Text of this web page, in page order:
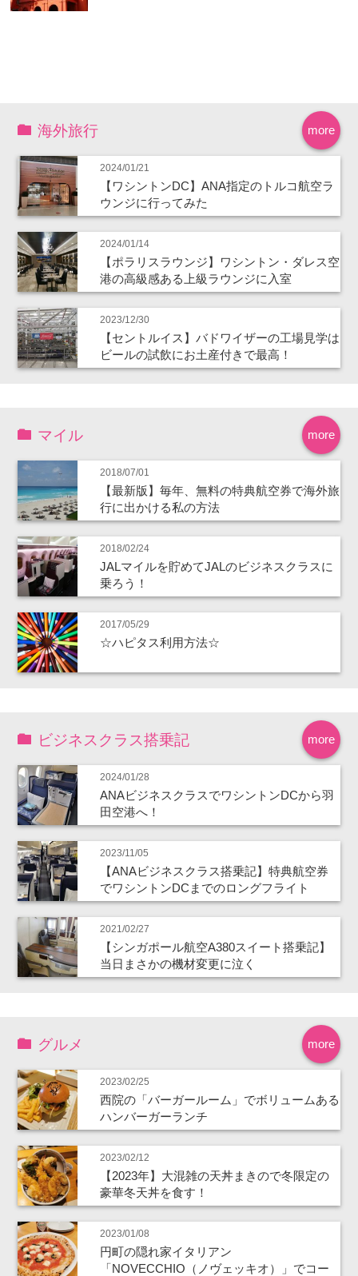
more
海外旅行
2024/01/21
【ワシントンDC】ANA指定のトルコ航空ラ
ウンジに行ってみた
2024/01/14
【ポラリスラウンジ】ワシントン・ダレス空
港の高級感ある上級ラウンジに入室
2023/12/30
【セントルイス】バドワイザーの工場見学は
ビールの試飲にお土産付きで最高！
more
マイル
2018/07/01
【最新版】毎年、無料の特典航空券で海外旅
行に出かける私の方法
2018/02/24
JALマイルを貯めてJALのビジネスクラスに
乗ろう！
2017/05/29
☆ハピタス利用方法☆
more
ビジネスクラス搭乗記
2024/01/28
ANAビジネスクラスでワシントンDCから羽
田空港へ！
2023/11/05
【ANAビジネスクラス搭乗記】特典航空券
でワシントンDCまでのロングフライト
2021/02/27
【シンガポール航空A380スイート搭乗記】
当日まさかの機材変更に泣く
more
グルメ
2023/02/25
西院の「バーガールーム」でボリュームある
ハンバーガーランチ
2023/02/12
【2023年】大混雑の天丼まきので冬限定の
豪華冬天丼を食す！
2023/01/08
円町の隠れ家イタリアン
「NOVECCHIO（ノヴェッキオ）」でコー